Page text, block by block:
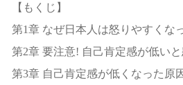
【もくじ】
第1章 なぜ日本人は怒りやすくな
第2章 要注意! 自己肯定感が低い
第3章 自己肯定感が低くなった原